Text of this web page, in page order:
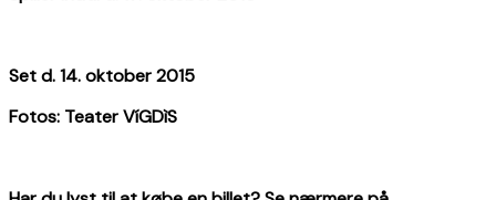
Set d. 14. oktober 2015
Fotos: Teater VíGDìS